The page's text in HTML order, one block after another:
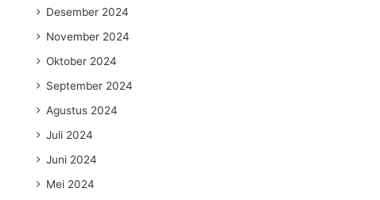
Desember 2024
November 2024
Oktober 2024
September 2024
Agustus 2024
Juli 2024
Juni 2024
Mei 2024